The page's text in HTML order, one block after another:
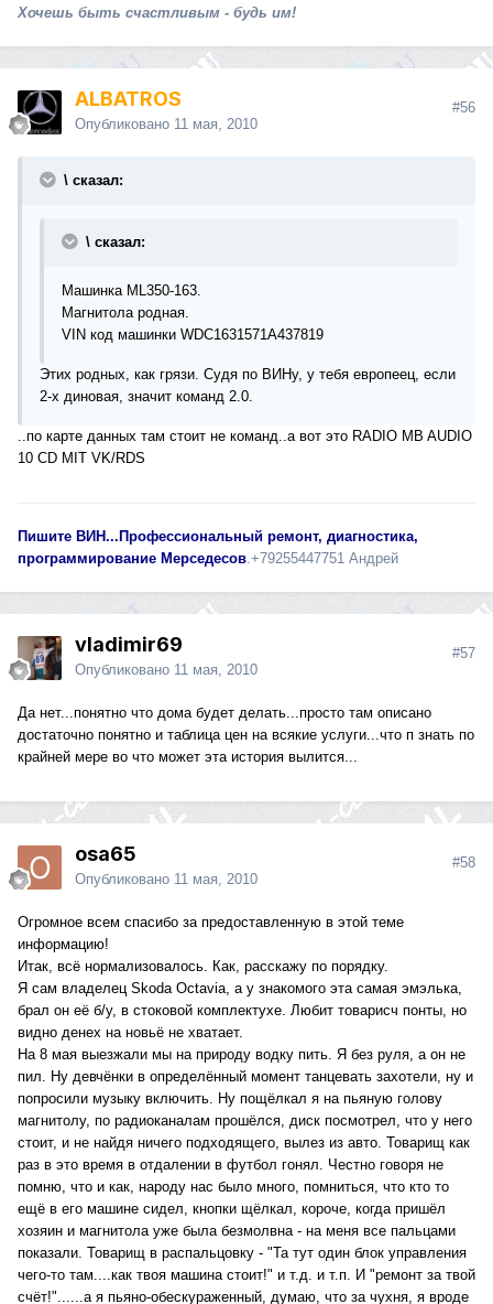
Хочешь быть счастливым - будь им!
ALBATROS
Опубликовано 11 мая, 2010
#56
\ сказал:
\ сказал:
Машинка ML350-163.
Магнитола родная.
VIN код машинки WDC1631571A437819
Этих родных, как грязи. Судя по ВИНу, у тебя европеец, если
2-х диновая, значит команд 2.0.
..по карте данных там стоит не команд..а вот это RADIO MB AUDIO
10 CD MIT VK/RDS
Пишите ВИН...Професcиональный ремонт, диагностика,
программирование Мерседесов.+79255447751 Андрей
vladimir69
Опубликовано 11 мая, 2010
#57
Да нет...понятно что дома будет делать...просто там описано
достаточно понятно и таблица цен на всякие услуги...что п знать по
крайней мере во что может эта история вылится...
osa65
Опубликовано 11 мая, 2010
#58
Огромное всем спасибо за предоставленную в этой теме
информацию!
Итак, всё нормализовалось. Как, расскажу по порядку.
Я сам владелец Skoda Octavia, а у знакомого эта самая эмэлька,
брал он её б/у, в стоковой комплектухе. Любит товарисч понты, но
видно денех на новьё не хватает.
На 8 мая выезжали мы на природу водку пить. Я без руля, а он не
пил. Ну девчёнки в определённый момент танцевать захотели, ну и
попросили музыку включить. Ну пощёлкал я на пьяную голову
магнитолу, по радиоканалам прошёлся, диск посмотрел, что у него
стоит, и не найдя ничего подходящего, вылез из авто. Товарищ как
раз в это время в отдалении в футбол гонял. Честно говоря не
помню, что и как, народу нас было много, помниться, что кто то
ещё в его машине сидел, кнопки щёлкал, короче, когда пришёл
хозяин и магнитола уже была безмолвна - на меня все пальцами
показали. Товарищ в распальцовку - "Та тут один блок управления
чего-то там....как твоя машина стоит!" и т.д. и т.п. И "ремонт за твой
счёт!"......а я пьяно-обескураженный, думаю, что за чухня, я вроде